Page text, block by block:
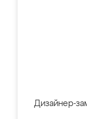
Дизайнер-